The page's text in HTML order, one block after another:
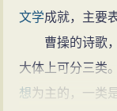
张让的卫士无法
纵身一跳，逾墙
望梅止渴
有次曹操带兵
文学成就，主要
曹操的诗歌，
大体上可分三类
想为主的，一类